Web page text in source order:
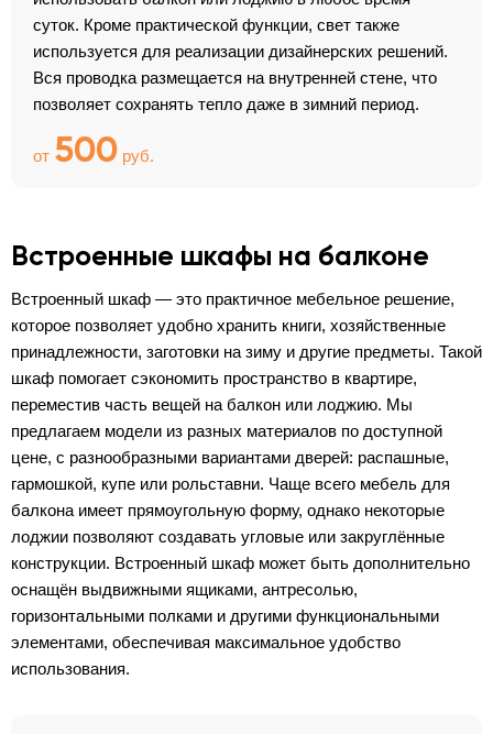
суток. Кроме практической функции, свет также
используется для реализации дизайнерских решений.
Вся проводка размещается на внутренней стене, что
позволяет сохранять тепло даже в зимний период.
от 500 руб.
Встроенные шкафы на балконе
Встроенный шкаф — это практичное мебельное решение,
которое позволяет удобно хранить книги, хозяйственные
принадлежности, заготовки на зиму и другие предметы. Такой
шкаф помогает сэкономить пространство в квартире,
переместив часть вещей на балкон или лоджию. Мы
предлагаем модели из разных материалов по доступной
цене, с разнообразными вариантами дверей: распашные,
гармошкой, купе или рольставни. Чаще всего мебель для
балкона имеет прямоугольную форму, однако некоторые
лоджии позволяют создавать угловые или закруглённые
конструкции. Встроенный шкаф может быть дополнительно
оснащён выдвижными ящиками, антресолью,
горизонтальными полками и другими функциональными
элементами, обеспечивая максимальное удобство
использования.